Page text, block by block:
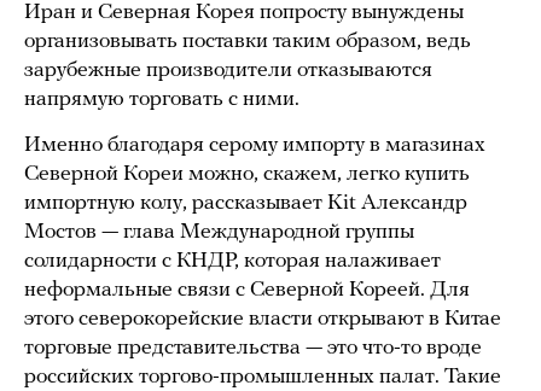
Иран и Северная Корея попросту вынуждены
организовывать поставки таким образом, ведь
зарубежные производители отказываются
напрямую торговать с ними.
Именно благодаря серому импорту в магазинах
Северной Кореи можно, скажем, легко купить
импортную колу, рассказывает Kit Александр
Мостов — глава Международной группы
солидарности с КНДР, которая налаживает
неформальные связи с Северной Кореей. Для
этого северокорейские власти открывают в Китае
торговые представительства — это что-то вроде
российских торгово-промышленных палат. Такие